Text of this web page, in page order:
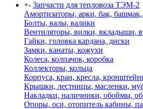
+- Запчасти для тепловоза ТЭМ-2
Амортизаторы, арки, бак,
Болты, валы, валики
Вентиляторы, вилки, вкладыши,
Гайки, головка кардана, диски
Замки, канаты, кожухи
Колеса, колпачок, коробка
Коллекторы, кольца
Корпуса, кран, кресла,
Крышки, лестницы, масленки,
Накладки, наличники, обоймы,
Опоры, оси, отопитель кабины,